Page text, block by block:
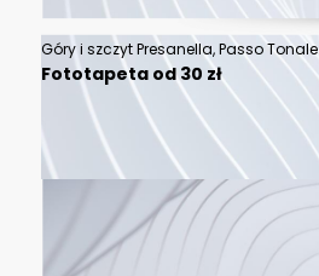
Góry i szczyt Presanella, Passo Tonale
Fototapeta od 30 zł